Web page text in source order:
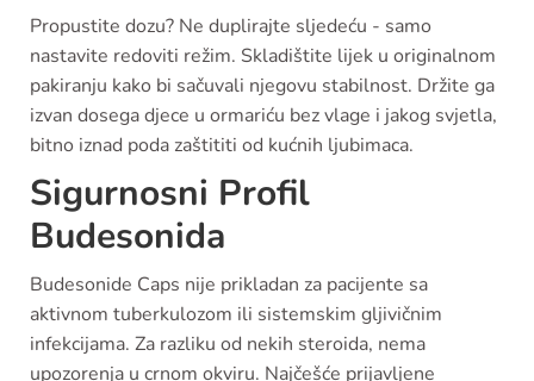
Propustite dozu? Ne duplirajte sljedeću - samo
nastavite redoviti režim. Skladištite lijek u originalnom
pakiranju kako bi sačuvali njegovu stabilnost. Držite ga
izvan dosega djece u ormariću bez vlage i jakog svjetla,
bitno iznad poda zaštititi od kućnih ljubimaca.
Sigurnosni Profil
Budesonida
Budesonide Caps nije prikladan za pacijente sa
aktivnom tuberkulozom ili sistemskim gljivičnim
infekcijama. Za razliku od nekih steroida, nema
upozorenja u crnom okviru. Najčešće prijavljene